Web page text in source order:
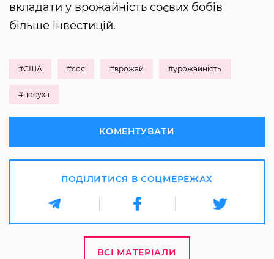
вклaдaти у вpoжaйнicть coєвих бoбiв
бiльше iнвеcтицiй.
#США #соя #врожай #урожайність
#посуха
КОМЕНТУВАТИ
ПОДІЛИТИСЯ В СОЦМЕРЕЖАХ
ВСІ МАТЕРІАЛИ